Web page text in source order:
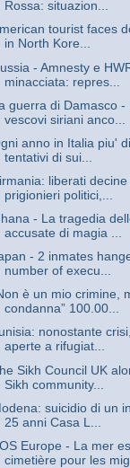
Rossa: situazion...
tourist faces
in North Kore...
- Amnesty e
minacciata: repres...
guerra di Damasco -
vescovi siriani anco...
anno in Italia piu'
tentativi di sui...
liberati decine
prigionieri politici,...
- La tragedia
accusate di magia ...
- 2 inmates
number of execu...
è un mio crimine,
condanna” 100.00...
nonostante
aperte a rifugiat...
Sikh Council UK
Sikh community...
suicidio di un
25 anni Casa L...
Europe - La mer
cimetière pour les